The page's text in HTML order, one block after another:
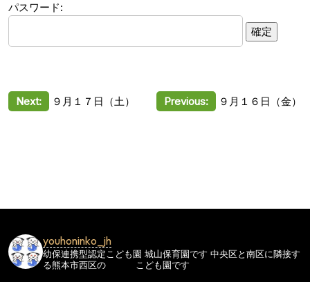
パスワード:
投
ー
ョ
ン
Previous: ９月１６日（金）
Next: ９月１７日（土）
youhoninko_jh
幼保連携型認定こども園 城山保育園です 中央区と南区に隣接す
る熊本市西区の
こども園です